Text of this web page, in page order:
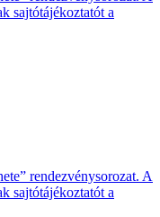
sajtótájékoztatót a
rendezvénysorozat. A
sajtótájékoztatót a